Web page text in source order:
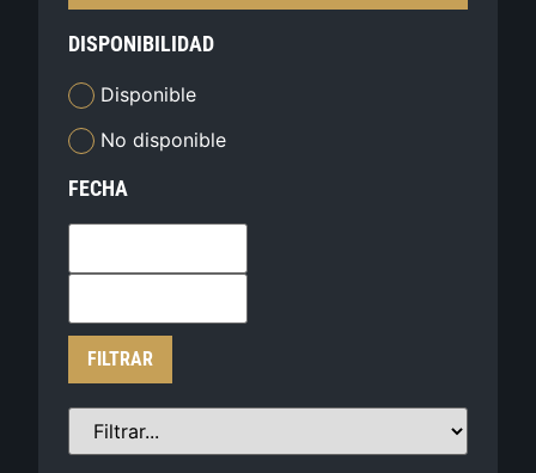
DISPONIBILIDAD
Disponible
No disponible
FECHA
FILTRAR